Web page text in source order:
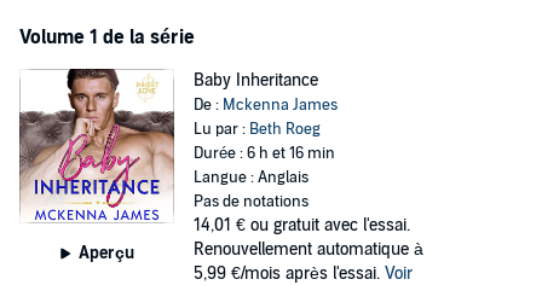
Volume 1 de la série
Aperçu
Baby Inheritance
De : Mckenna James
Lu par : Beth Roeg
Durée : 6 h et 16 min
Langue : Anglais
Pas de notations
14,01 € ou gratuit avec l'essai.
Renouvellement automatique à
5,99 €/mois après l'essai. Voir